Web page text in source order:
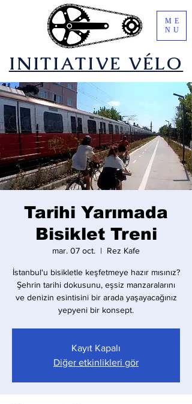
​INITIATIVE VÉLO
ME
NU
Tarihi Yarımada
Bisiklet Treni
mar. 07 oct.
  |
Rez Kafe
İstanbul'u bisikletle keşfetmeye hazır mısınız?
Şehrin tarihi dokusunu, eşsiz manzaralarını
ve denizin esintisini bir arada yaşayacağınız
yepyeni bir konsept.
Kayıt Kapalı
Diğer etkinlikleri gör